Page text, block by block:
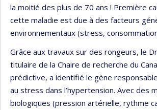
la moitié des plus de 70 ans ! Première
cette maladie est due à des facteurs
environnementaux (stress,
Grâce aux travaux sur des rongeurs, le
titulaire de la Chaire de recherche du
prédictive, a identifié le gène
au stress dans l’hypertension. Avec des
biologiques (pression artérielle, rythme